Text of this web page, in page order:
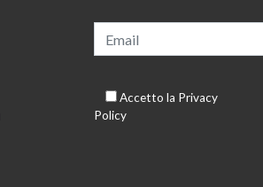
Accetto la Privacy
Policy